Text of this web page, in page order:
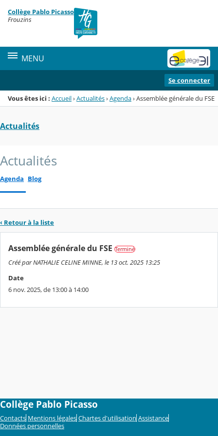
Menu de la rubrique
Contenu
Collège Pablo Picasso
Frouzins
MENU
Se connecter
Vous êtes ici : Accueil›Actualités›Agenda›Assemblée générale du FSE
Actualités
Actualités
Agenda Blog
‹ Retour à la liste
Assemblée générale du FSE Terminé
Créé par NATHALIE CELINE MINNE, le 13 oct. 2025 13:25
Date
6 nov. 2025, de 13:00 à 14:00
Collège Pablo Picasso
Contacts Mentions légales Chartes d'utilisation Assistance
Données personnelles